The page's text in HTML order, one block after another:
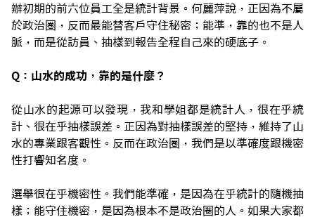
辦初期的前六位員工全是統計背景。何麗萍說，正因為不屬
於政治圈，反而最能替客戶守住秘密；能準，靠的也不是人
脈，而是從訪員、抽樣到報告全程自己來的硬底子。
Q：山水的成功，靠的是什麼？
從山水的起源可以發現，我和學姐都是統計人，很在乎統
計、很在乎抽樣誤差。正因為對抽樣誤差的堅持，維持了山
水的專業跟客觀性。反而在政治圈，我們是以準確度跟機密
性打響知名度。
選舉很在乎機密性。我們能準確，是因為在乎統計的隨機抽
樣；能守住機密，是因為根本不是政治圈的人。如果大家都